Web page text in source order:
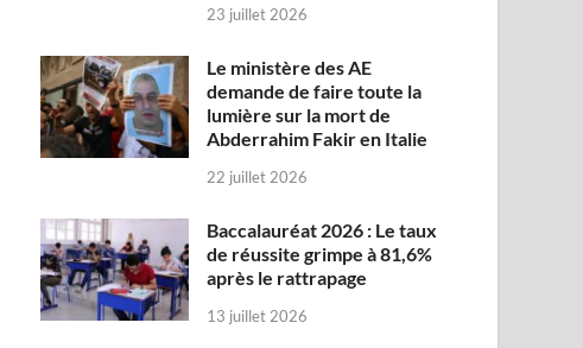
23 juillet 2026
Le ministère des AE
demande de faire toute la
lumière sur la mort de
Abderrahim Fakir en Italie
22 juillet 2026
Baccalauréat 2026 : Le taux
de réussite grimpe à 81,6%
après le rattrapage
13 juillet 2026